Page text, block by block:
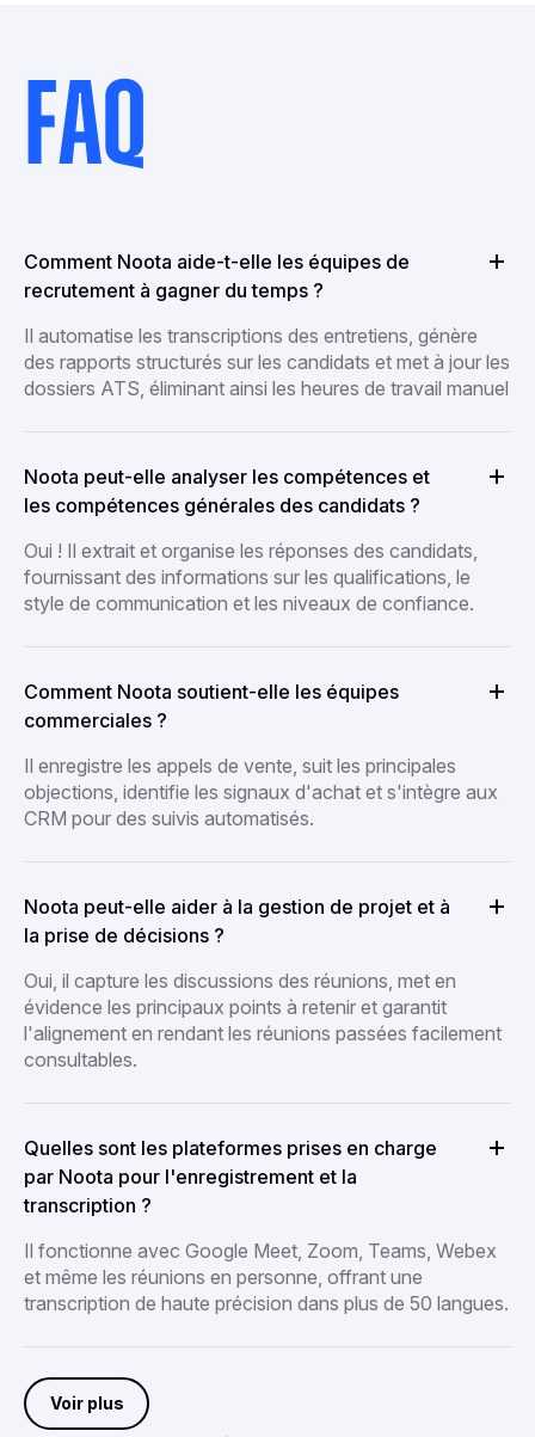
FAQ
Comment Noota aide-t-elle les équipes de
recrutement à gagner du temps ?
Il automatise les transcriptions des entretiens, génère
des rapports structurés sur les candidats et met à jour les
dossiers ATS, éliminant ainsi les heures de travail manuel
Noota peut-elle analyser les compétences et
les compétences générales des candidats ?
Oui ! Il extrait et organise les réponses des candidats,
fournissant des informations sur les qualifications, le
style de communication et les niveaux de confiance.
Comment Noota soutient-elle les équipes
commerciales ?
Il enregistre les appels de vente, suit les principales
objections, identifie les signaux d'achat et s'intègre aux
CRM pour des suivis automatisés.
Noota peut-elle aider à la gestion de projet et à
la prise de décisions ?
Oui, il capture les discussions des réunions, met en
évidence les principaux points à retenir et garantit
l'alignement en rendant les réunions passées facilement
consultables.
Quelles sont les plateformes prises en charge
par Noota pour l'enregistrement et la
transcription ?
Il fonctionne avec Google Meet, Zoom, Teams, Webex
et même les réunions en personne, offrant une
transcription de haute précision dans plus de 50 langues.
Voir plus